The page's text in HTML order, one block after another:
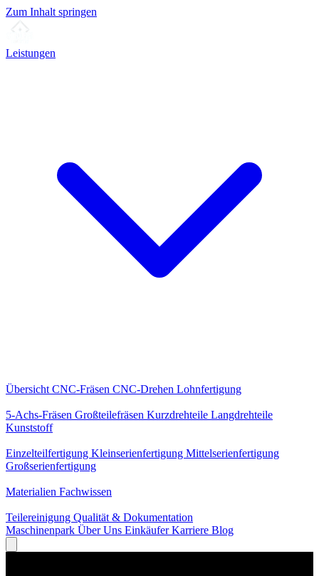
Zum Inhalt springen
Leistungen
Übersicht CNC-Fräsen CNC-Drehen Lohnfertigung
5-Achs-Fräsen Großteilefräsen Kurzdrehteile Langdrehteile
Kunststoff
Einzelteilfertigung Kleinserienfertigung Mittelserienfertigung
Großserienfertigung
Materialien Fachwissen
Teilereinigung Qualität & Dokumentation
Maschinenpark Über Uns EinkäuferKarriere Blog